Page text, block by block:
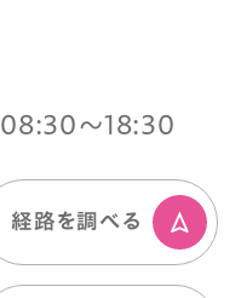
08:30〜18:30
経路を調べる